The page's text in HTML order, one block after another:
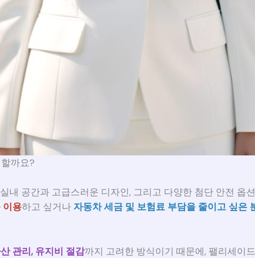
까요?
내 공간과 고급스러운 디자인, 그리고 다양한 첨단 안전 옵
이용하고 싶거나자동차 세금 및 보험료 부담을 줄이고 싶은
관리, 유지비 절감까지 고려한 방식이기 때문에, 팰리세이